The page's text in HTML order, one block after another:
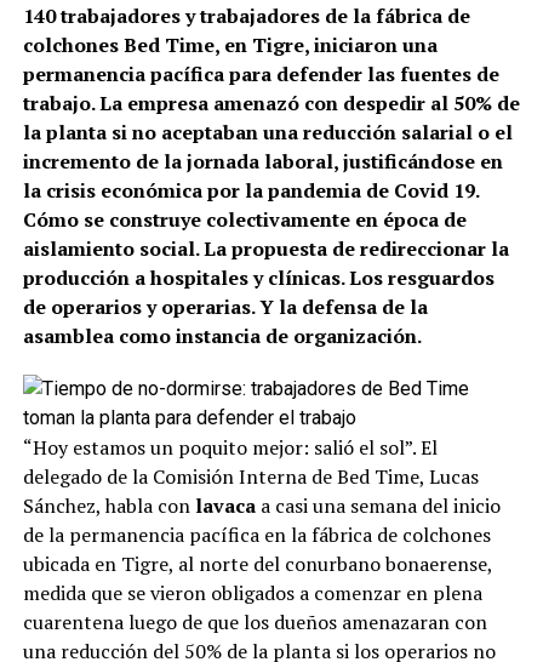
140 trabajadores y trabajadores de la fábrica de
colchones Bed Time, en Tigre, iniciaron una
permanencia pacífica para defender las fuentes de
trabajo. La empresa amenazó con despedir al 50% de
la planta si no aceptaban una reducción salarial o el
incremento de la jornada laboral, justificándose en
la crisis económica por la pandemia de Covid 19.
Cómo se construye colectivamente en época de
aislamiento social. La propuesta de redireccionar la
producción a hospitales y clínicas. Los resguardos
de operarios y operarias. Y la defensa de la
asamblea como instancia de organización.
“Hoy estamos un poquito mejor: salió el sol”. El
delegado de la Comisión Interna de Bed Time, Lucas
Sánchez, habla con lavacaa casi una semana del inicio
de la permanencia pacífica en la fábrica de colchones
ubicada en Tigre, al norte del conurbano bonaerense,
medida que se vieron obligados a comenzar en plena
cuarentena luego de que los dueños amenazaran con
una reducción del 50% de la planta si los operarios no